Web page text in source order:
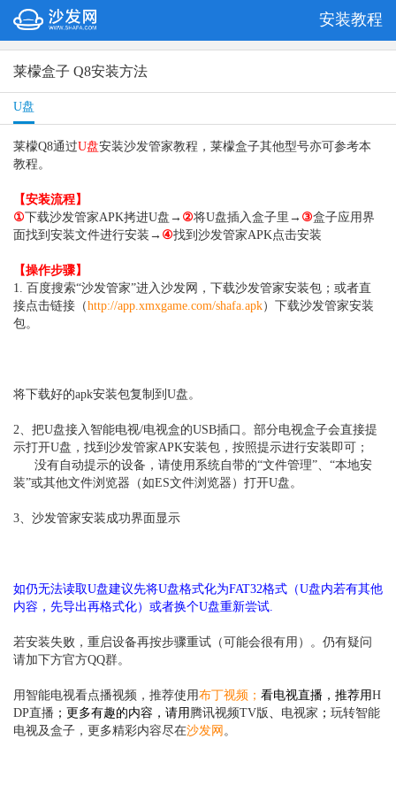
安装教程
莱檬盒子 Q8安装方法
U盘
莱檬Q8通过U盘安装沙发管家教程， 莱檬盒子其他型号亦可参考本
教程。
【安装流程】
①下载沙发管家APK拷进U盘→ ②将U盘插入盒子里→ ③盒子应用界
面找到安装文件进行安装→ ④找到沙发管家APK点击安装
【操作步骤】
1. 百度搜索“沙发管家”进入沙发网，下载沙发管家安装包；或者直
接点击链接（http://app.xmxgame.com/shafa.apk）下载沙发管家安装
包。
将下载好的apk安装包复制到U盘。
2、把U盘接入智能电视/电视盒的USB插口。部分电视盒子会直接提
示打开U盘，找到沙发管家APK安装包，按照提示进行安装即可；
没有自动提示的设备，请使用系统自带的“文件管理”、“本地安
装”或其他文件浏览器（如ES文件浏览器）打开U盘。
3、沙发管家安装成功界面显示
如仍无法读取U盘建议先将U盘格式化为FAT32格式（U盘内若有其他
内容，先导出再格式化）或者换个U盘重新尝试.
若安装失败，重启设备再按步骤重试（可能会很有用）。仍有疑问
请加下方官方QQ群。
用智能电视看点播视频，推荐使用布丁视频 ； 看电视直播，推荐用H
DP直播 ；更多有趣的内容，请用 腾讯视频TV版 、 电视家 ； 玩转智能
电视及盒子，更多精彩内容尽在沙发网 。